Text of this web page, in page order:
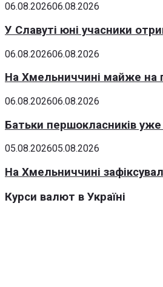
06.08.202606.08.2026
У Славуті юні учасники
06.08.202606.08.2026
На Хмельниччині майже на
06.08.202606.08.2026
Батьки першокласників
05.08.202605.08.2026
На Хмельниччині
Курси валют в Україні